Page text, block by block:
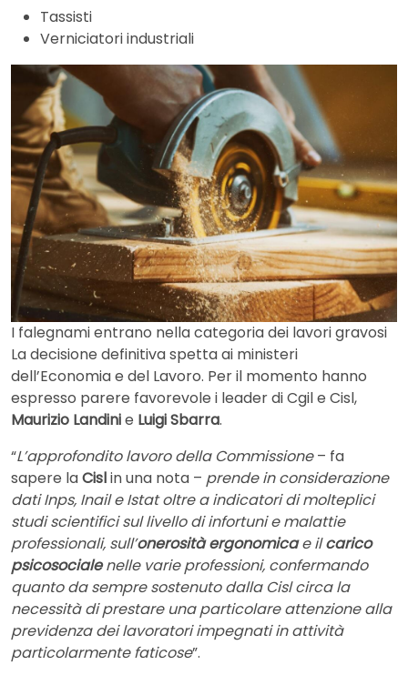
Tassisti
Verniciatori industriali
I falegnami entrano nella categoria dei lavori gravosi
La decisione definitiva spetta ai ministeri
dell’Economia e del Lavoro. Per il momento hanno
espresso parere favorevole i leader di Cgil e Cisl,
Maurizio Landinie Luigi Sbarra.
“L’approfondito lavoro della Commissione– fa
sapere laCislin una nota – prende in considerazione
dati Inps, Inail e Istat oltre a indicatori di molteplici
studi scientifici sul livello di infortuni e malattie
professionali, sull’onerosità ergonomicae ilcarico
psicosocialenelle varie professioni, confermando
quanto da sempre sostenuto dalla Cisl circa la
necessità di prestare una particolare attenzione alla
previdenza dei lavoratori impegnati in attività
particolarmente faticose”.